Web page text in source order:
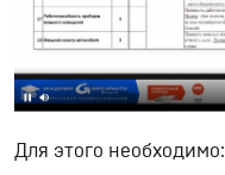
Для этого необходимо: